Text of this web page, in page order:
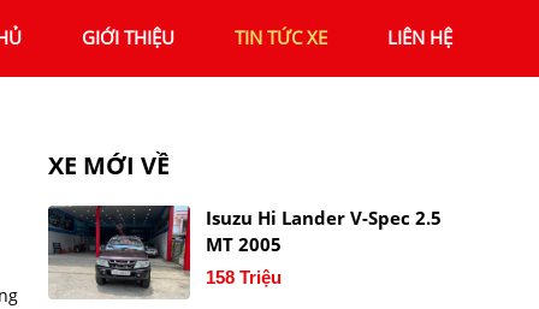
GIỚI THIỆU TIN TỨC XE LIÊN HỆ
XE MỚI VỀ
Isuzu Hi Lander V-Spec 2.5
MT 2005
158 Triệu